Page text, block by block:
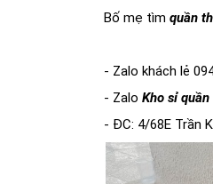
Bố mẹ tìm quần
- Zalo khách lẻ
- Zalo Kho sỉ
- ĐC: 4/68E Trần